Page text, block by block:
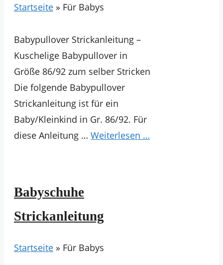
Startseite » Für Babys
Babypullover Strickanleitung –
Kuschelige Babypullover in
Größe 86/92 zum selber Stricken
Die folgende Babypullover
Strickanleitung ist für ein
Baby/Kleinkind in Gr. 86/92. Für
diese Anleitung … Weiterlesen …
Babyschuhe
Strickanleitung
Startseite » Für Babys